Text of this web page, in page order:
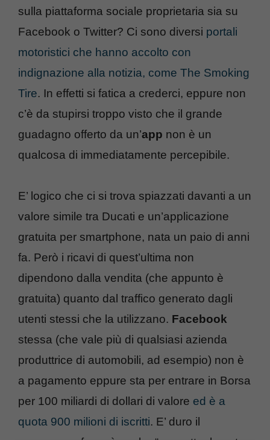
sulla piattaforma sociale proprietaria sia su
Facebook o Twitter? Ci sono diversi portali
motoristici che hanno accolto con
indignazione alla notizia, come The Smoking
Tire. In effetti si fatica a crederci, eppure non
c’è da stupirsi troppo visto che il grande
guadagno offerto da un’app non è un
qualcosa di immediatamente percepibile.
E’ logico che ci si trova spiazzati davanti a un
valore simile tra Ducati e un’applicazione
gratuita per smartphone, nata un paio di anni
fa. Però i ricavi di quest’ultima non
dipendono dalla vendita (che appunto è
gratuita) quanto dal traffico generato dagli
utenti stessi che la utilizzano. Facebook
stessa (che vale più di qualsiasi azienda
produttrice di automobili, ad esempio) non è
a pagamento eppure sta per entrare in Borsa
per 100 miliardi di dollari di valore ed è a
quota 900 milioni di iscritti. E’ duro il